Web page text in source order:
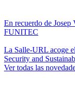
En recuerdo de
FUNITEC
La Salle-URL acoge
Security and
Ver todas las